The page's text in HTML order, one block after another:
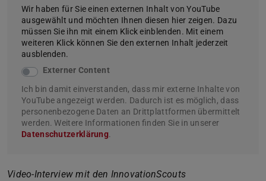
Wir haben für Sie einen externen Inhalt von YouTube
ausgewählt und möchten Ihnen diesen hier zeigen. Dazu
müssen Sie ihn mit einem Klick einblenden. Mit einem
weiteren Klick können Sie den externen Inhalt jederzeit
ausblenden.
Externer Content
Ich bin damit einverstanden, dass mir externe Inhalte von
YouTube angezeigt werden. Dadurch ist es möglich, dass
personenbezogene Daten an Drittplattformen übermittelt
werden. Weitere Informationen finden Sie in unserer
Datenschutzerklärung.
Video-Interview mit den InnovationScouts